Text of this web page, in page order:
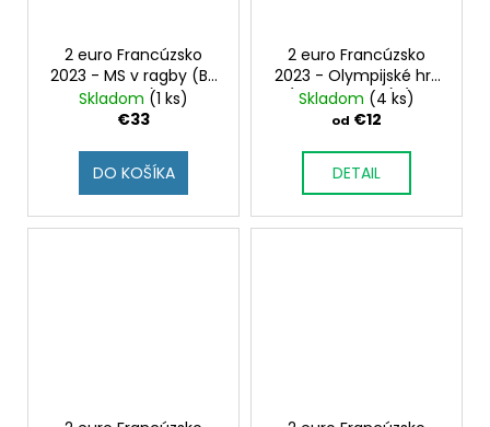
2 euro Francúzsko
2023 - MS v ragby (BU
karta)
Skladom (1 ks)
€33
DO KOŠÍKA
2 euro Francúzsko
2023 - Olympijské hry
(tretia minca) (BU
karta)
Skladom (4 ks)
od €12
DETAIL